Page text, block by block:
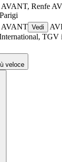
Renfe
Parigi
AVANT Vedi
TGV
©CARTO , ©
veloce